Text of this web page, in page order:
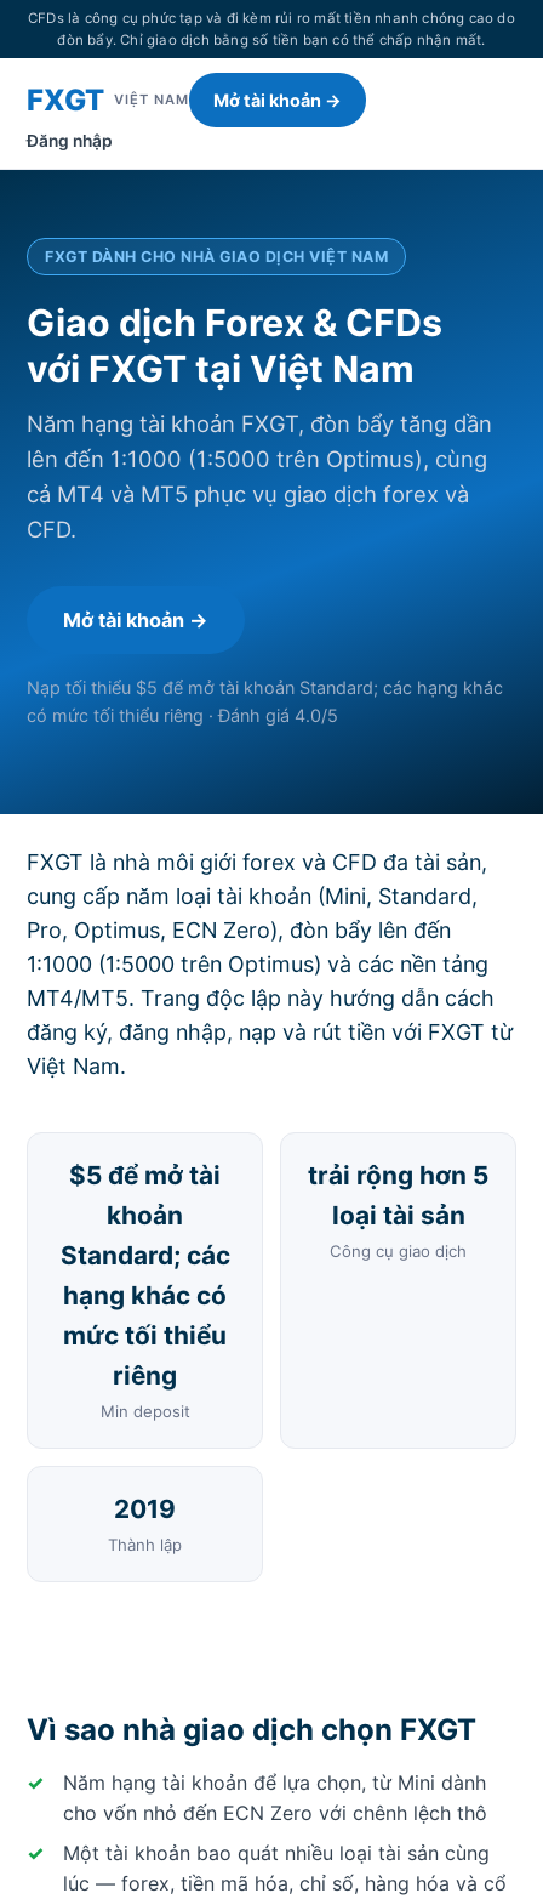
CFDs là công cụ phức tạp và đi kèm rủi ro mất tiền nhanh chóng cao do
đòn bẩy. Chỉ giao dịch bằng số tiền bạn có thể chấp nhận mất.
FXGT VIỆT NAM
Đăng nhập
Mở tài khoản →
FXGT DÀNH CHO NHÀ GIAO DỊCH VIỆT NAM
Giao dịch Forex & CFDs
với FXGT tại Việt Nam
Năm hạng tài khoản FXGT, đòn bẩy tăng dần
lên đến 1:1000 (1:5000 trên Optimus), cùng
cả MT4 và MT5 phục vụ giao dịch forex và
CFD.
Mở tài khoản →
Nạp tối thiểu $5 để mở tài khoản Standard; các hạng khác
có mức tối thiểu riêng · Đánh giá 4.0/5
FXGT là nhà môi giới forex và CFD đa tài sản,
cung cấp năm loại tài khoản (Mini, Standard,
Pro, Optimus, ECN Zero), đòn bẩy lên đến
1:1000 (1:5000 trên Optimus) và các nền tảng
MT4/MT5. Trang độc lập này hướng dẫn cách
đăng ký, đăng nhập, nạp và rút tiền với FXGT từ
Việt Nam.
$5 để mở tài
khoản
Standard; các
hạng khác có
mức tối thiểu
riêng
Min deposit
trải rộng hơn 5
loại tài sản
Công cụ giao dịch
2019
Thành lập
Vì sao nhà giao dịch chọn FXGT
Năm hạng tài khoản để lựa chọn, từ Mini dành
cho vốn nhỏ đến ECN Zero với chênh lệch thô
Một tài khoản bao quát nhiều loại tài sản cùng
lúc — forex, tiền mã hóa, chỉ số, hàng hóa và cổ